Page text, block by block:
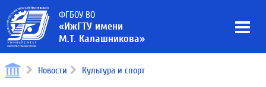
ФГБОУ ВО
«ИжГТУ имени
М.Т. Калашникова»
Новости Культура и спорт